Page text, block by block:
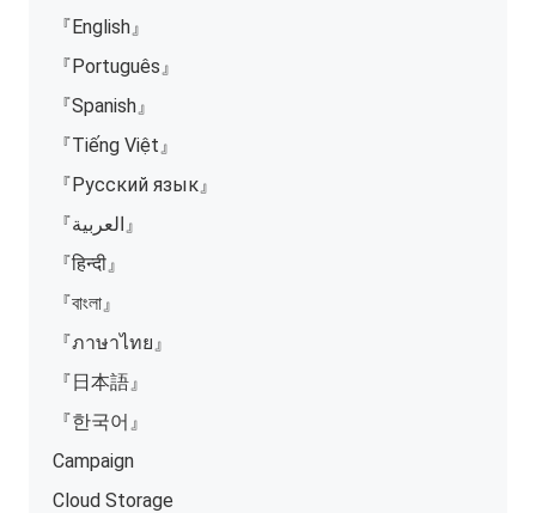
『English』
『Português』
『Spanish』
『Tiếng Việt』
『Русский язык』
『العربية』
『हिन्दी』
『বাংলা』
『ภาษาไทย』
『日本語』
『한국어』
Campaign
Cloud Storage